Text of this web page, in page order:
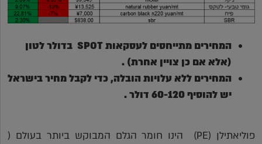
המחירים מתייחסים לעסקאותSPOT בדולר לטון
(אלא אם כן צויין אחרת) .
המחירים ללא עלויות הובלה, כדי לקבל מחיר בישראל
יש להוסיף 60-120 דולר
.
פוליאתילן (PE) הינו חומר הגלם המבוקש ביותר בעולם (